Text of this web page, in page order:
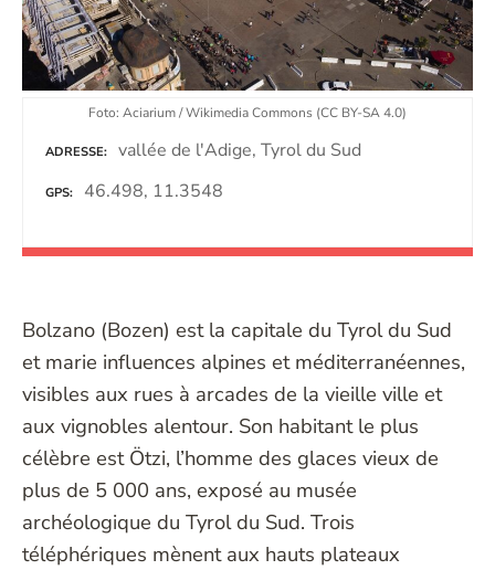
Foto: Aciarium / Wikimedia Commons (CC BY-SA 4.0)
ADRESSE vallée de l'Adige, Tyrol du Sud
GPS 46.498, 11.3548
Bolzano (Bozen) est la capitale du Tyrol du Sud
et marie influences alpines et méditerranéennes,
visibles aux rues à arcades de la vieille ville et
aux vignobles alentour. Son habitant le plus
célèbre est Ötzi, l’homme des glaces vieux de
plus de 5 000 ans, exposé au musée
archéologique du Tyrol du Sud. Trois
téléphériques mènent aux hauts plateaux